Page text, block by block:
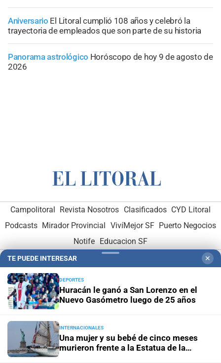
Aniversario El Litoral cumplió 108 años y celebró la
trayectoria de empleados que son parte de su historia
Panorama astrológico Horóscopo de hoy 9 de agosto de
2026
Campolitoral Revista Nosotros Clasificados CYD Litoral
Podcasts Mirador Provincial VivíMejor SF Puerto Negocios
Notife Educacion SF
Administración y Publicidad
Opcionales con El Litoral -MediaKit
TE PUEDE INTERESAR ✕
DEPORTES
Huracán le ganó a San Lorenzo en el
Nuevo Gasómetro luego de 25 años
INTERNACIONALES
Una mujer y su bebé de cinco meses
murieron frente a la Estatua de la